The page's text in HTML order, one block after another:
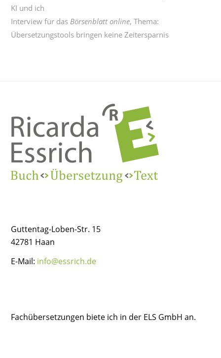
KI und ich
Interview für das Börsenblatt online, Thema:
Übersetzungstools bringen keine Zeitersparnis
Guttentag-Loben-Str. 15
42781 Haan
E-Mail: info@essrich.de
Fachübersetzungen biete ich in der ELS GmbH an.